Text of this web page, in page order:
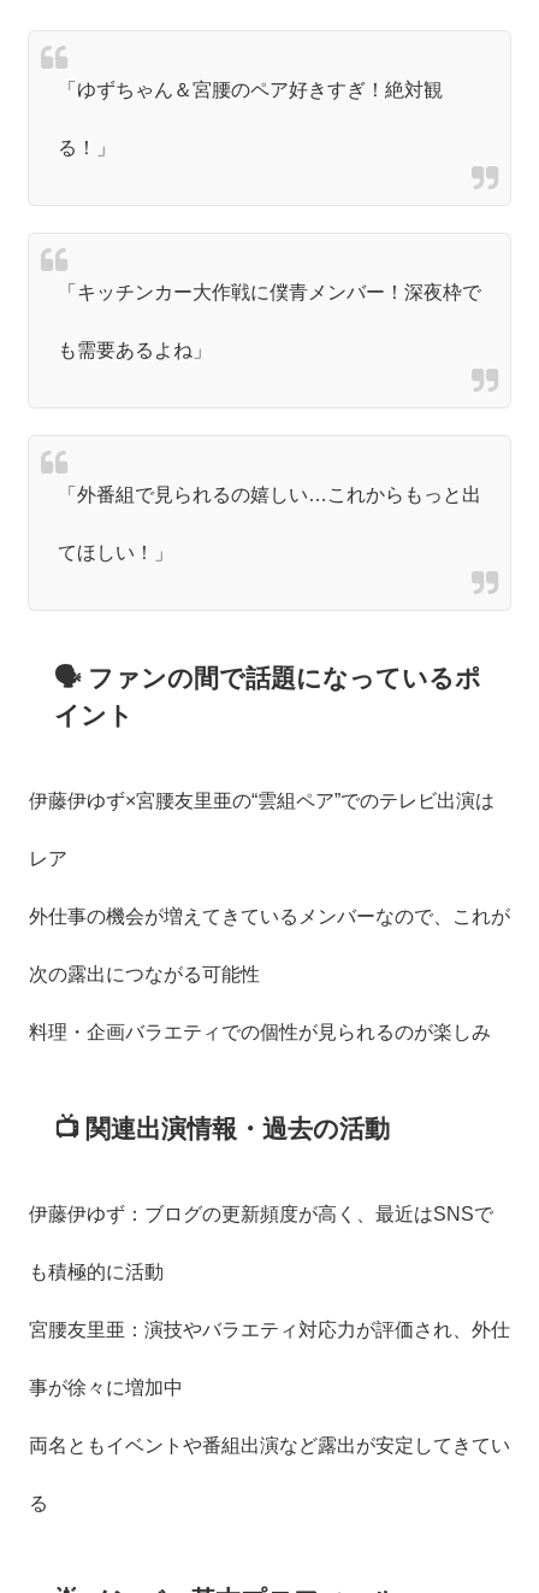
「ゆずちゃん＆宮腰のペア好きすぎ！絶対観
る！」
「キッチンカー大作戦に僕青メンバー！深夜枠で
も需要あるよね」
「外番組で見られるの嬉しい…これからもっと出
てほしい！」
🗣 ファンの間で話題になっているポ
イント
伊藤伊ゆず×宮腰友里亜の“雲組ペア”でのテレビ出演は
レア
外仕事の機会が増えてきているメンバーなので、これが
次の露出につながる可能性
料理・企画バラエティでの個性が見られるのが楽しみ
📺 関連出演情報・過去の活動
伊藤伊ゆず：ブログの更新頻度が高く、最近はSNSで
も積極的に活動
宮腰友里亜：演技やバラエティ対応力が評価され、外仕
事が徐々に増加中
両名ともイベントや番組出演など露出が安定してきてい
る